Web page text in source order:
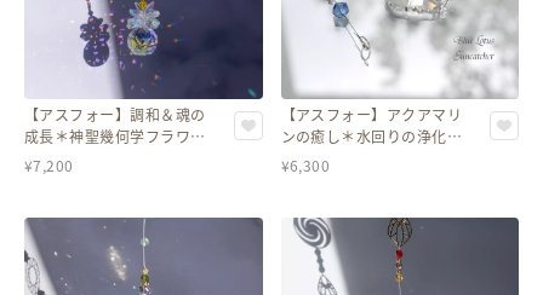
【アスフォー】調和＆魂の
成長＊神聖幾何学フラワ
ー・オブ・ライフのゴール
ドサンキャッチャー
¥7,200
【アスフォー】アクアマリ
ンの癒し＊水回りの浄化＊
グラデーションブルーのサ
ンキャッチャー
¥6,300